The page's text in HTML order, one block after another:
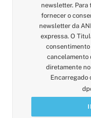
newsletter.
fornecer o
newsletter da
expressa. O
cancelamento
diretamente
Encarregado